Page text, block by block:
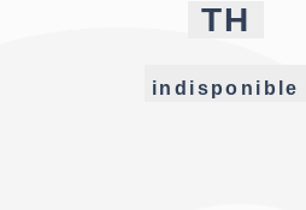
TH
indisponible